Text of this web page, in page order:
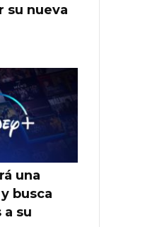
su nueva
una
busca
a su